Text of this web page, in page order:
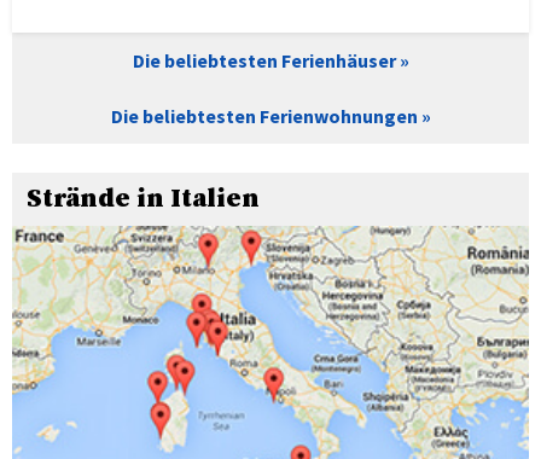
Die beliebtesten Ferienhäuser
Die beliebtesten Ferienwohnungen
Strände in Italien